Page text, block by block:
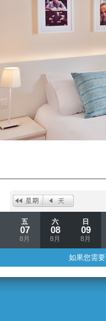
五
07
8月
六
08
8月
日
09
8月
如果您需